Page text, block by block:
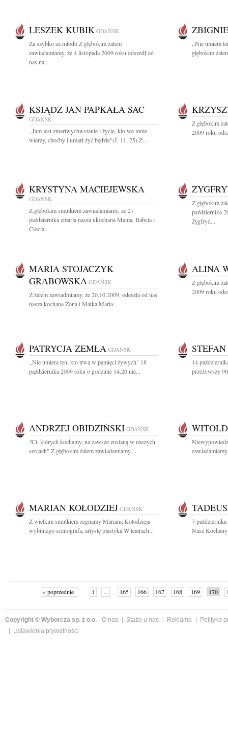
LESZEK KUBIK GDAŃSK
Za szybko za młodo Z głębokim żalem
zawiadamiamy, że 4 listopada 2009 roku odszedł od
nas na...
,,Nie umiera
głębokim
KSIĄDZ JAN PAPKAŁA SAC
GDAŃSK
,,Jam jest zmartwychwstanie i życie, kto we mnie
wierzy, choćby i umarł żyć będzie"(J. 11, 25) Z...
Z głębokim
2009 roku
KRYSTYNA MACIEJEWSKA
GDAŃSK
Z głębokim smutkiem zawiadamiamy, że 27
października zmarła nasza ukochana Mama, Babcia i
Ciocia...
Z głębokim
października
Zygfryd...
MARIA STOJACZYK
GRABOWSKA GDAŃSK
Z żalem zawiadmiamy, że 20.10.2009, odeszła od nas
nasza kochana Żona i Matka Maria...
ALINA
Z głębokim
2009 roku
PATRYCJA ZEMŁA GDAŃSK
,,Nie umiera ten, kto trwa w pamięci żywych" 18
października 2009 roku o godzinie 14.20 nie...
STEFAN
14
przeżywszy
ANDRZEJ OBIDZIŃSKI GDAŃSK
?Ci, których kochamy, na zawsze zostaną w naszych
sercach" Z głębokim żalem zawiadamiamy,...
MARIAN KOŁODZIEJ GDAŃSK
Z wielkim smutkiem żegnamy Mariana Kołodzieja
wybitnego scenografa, artystę plastyka W teatrach...
7
Nasz
« poprzednie 1 ... 165 166 167 168 169 170
Copyright © Wyborcza sp. z o.o. O nas Staże u nas Reklama
Polityka
Ustawienia prywatności